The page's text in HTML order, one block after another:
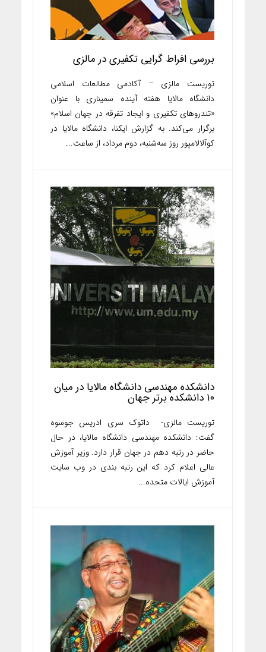
بررسی افراط گرایی تکفیری در مالزی
توریست مالزی – آکادمی مطالعات اسلامی
دانشگاه مالایا هفته آینده سمیناری با عنوان
«تندروهای تکفیری و ایجاد تفرقه در جهان اسلام»
برگزار می‌کند. به گزارش ایکنا، دانشگاه مالایا در
کوآلالامپور روز سه‌شنبه، دوم مرداد، از ساعت...
دانشکده مهندسی دانشگاه مالایا در میان
۱۰ دانشکده برتر جهان
توریست مالزی- داتوک سری ادریس جوسوه
گفت: دانشکده مهندسی دانشگاه مالایا، در حال
حاضر در رتبه دهم در جهان قرار دارد. وزیر آموزش
عالی اعلام کرد که این رتبه بندی در وب سایت
آموزش ایالات متحده...